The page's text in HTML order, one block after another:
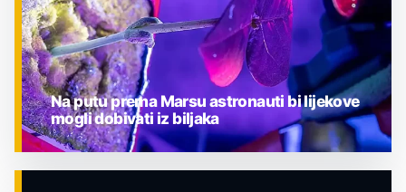
Na putu prema Marsu astronauti bi lijekove
mogli dobivati iz biljaka